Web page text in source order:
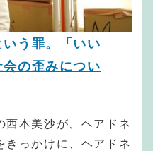
う罪。「いい
の歪みについ
西本美沙が、ヘアドネ
きっかけに、ヘアドネ